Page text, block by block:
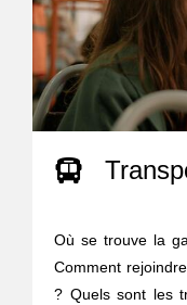
Où se trouve la
Comment
? Quels sont les